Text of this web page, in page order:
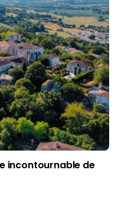
incontournable de